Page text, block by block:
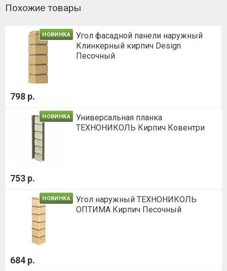
Похожие товары
НОВИНКА
Угол фасадной панели наружный
Клинкерный кирпич Design
Песочный
798 р.
НОВИНКА
Универсальная планка
ТЕХНОНИКОЛЬ Кирпич Ковентри
753 р.
НОВИНКА
Угол наружный ТЕХНОНИКОЛЬ
ОПТИМА Кирпич Песочный
684 р.